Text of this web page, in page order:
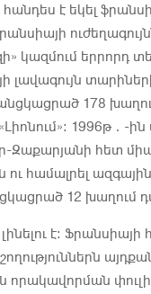
է եկել
կազմում երրորդ
լավագույն
անցկացրած 178
1996թ․-
Զաքարյանի հետ
համալրել
12 խաղում
է։
որակավորման